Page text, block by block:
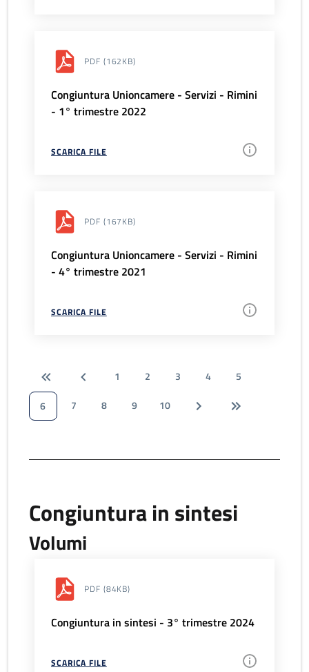
PDF (162KB)
Congiuntura Unioncamere - Servizi - Rimini
- 1° trimestre 2022
SCARICA FILE
PDF (167KB)
Congiuntura Unioncamere - Servizi - Rimini
- 4° trimestre 2021
SCARICA FILE
1 2 3 4
5
6
7 8 9 10
Congiuntura in sintesi
Volumi
PDF (84KB)
Congiuntura in sintesi - 3° trimestre 2024
SCARICA FILE